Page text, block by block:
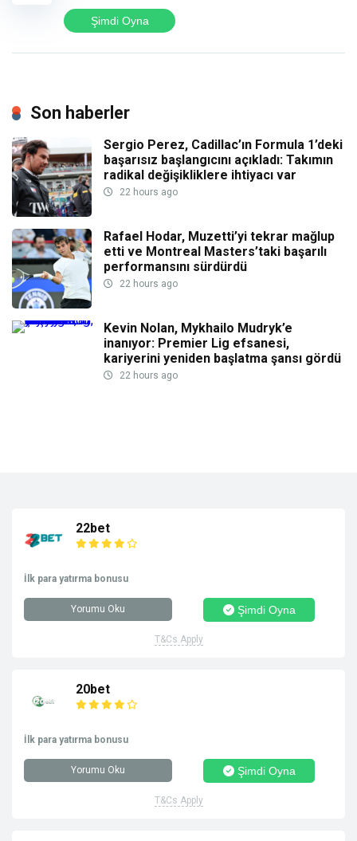
Şimdi Oyna
Son haberler
Sergio Perez, Cadillac’ın Formula 1’deki
başarısız başlangıcını açıkladı: Takımın
radikal değişikliklere ihtiyacı var
22 hours ago
Rafael Hodar, Muzetti’yi tekrar mağlup
etti ve Montreal Masters’taki başarılı
performansını sürdürdü
22 hours ago
Kevin Nolan, Mykhailo Mudryk’e
inanıyor: Premier Lig efsanesi,
kariyerini yeniden başlatma şansı gördü
22 hours ago
22bet
İlk para yatırma bonusu
Yorumu Oku Şimdi Oyna
T&Cs Apply
20bet
İlk para yatırma bonusu
Yorumu Oku Şimdi Oyna
T&Cs Apply